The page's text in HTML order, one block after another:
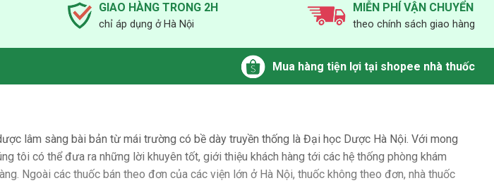
GIAO HÀNG TRONG 2H
chỉ áp dụng ở Hà Nội
MIỄN PHÍ VẬN CHUYỂN
theo chính sách giao hàng
Mua hàng tiện lợi tại shopee nhà thuốc
lâm sàng bài bản từ mái trường có bề dày truyền thống là Đại học Dược Hà Nội. Với mong
tôi có thể đưa ra những lời khuyên tốt, giới thiệu khách hàng tới các hệ thống phòng khám
Ngoài các thuốc bán theo đơn của các viện lớn ở Hà Nội, thuốc không theo đơn, nhà thuốc